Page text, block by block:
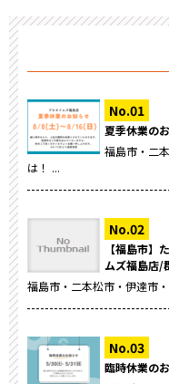
夏季休業の
福島市・二
は！ ...
【福島市】
ムズ福島店
福島市・二本松市・伊達市
臨時休業の